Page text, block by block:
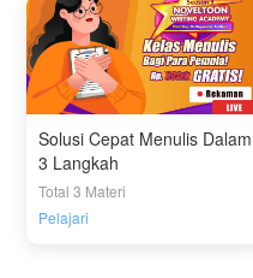
Solusi Cepat Menulis Dalam
3 Langkah
Total 3 Materi
Pelajari